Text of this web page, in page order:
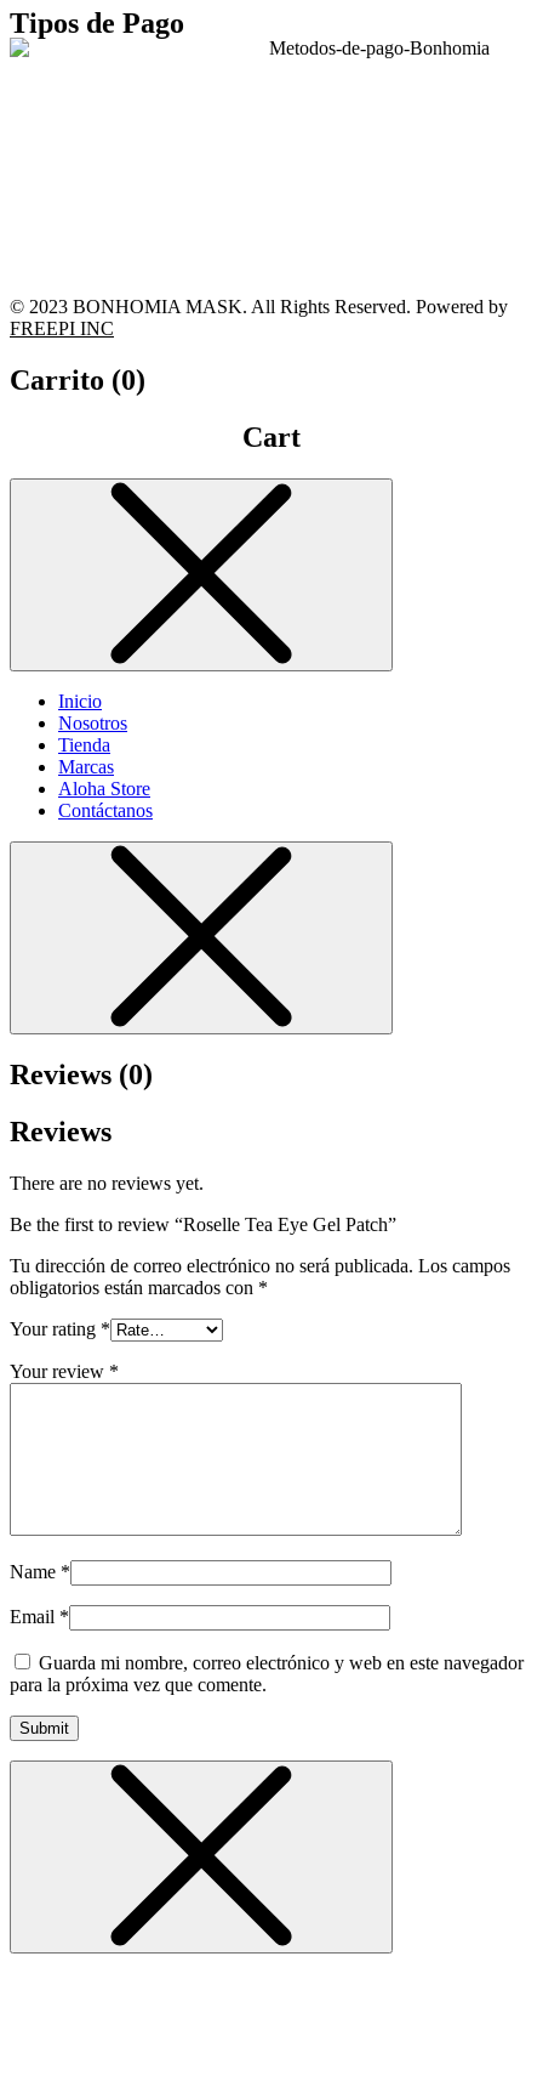
Tipos de Pago
© 2023 BONHOMIA MASK. All Rights Reserved. Powered by
FREEPI INC
Carrito (0)
Cart
Inicio
Nosotros
Tienda
Marcas
Aloha Store
Contáctanos
Reviews (0)
Reviews
There are no reviews yet.
Be the first to review “Roselle Tea Eye Gel Patch”
Tu dirección de correo electrónico no será publicada. Los campos
obligatorios están marcados con *
Your rating *
Your review *
Name *
Email *
Guarda mi nombre, correo electrónico y web en este navegador
para la próxima vez que comente.